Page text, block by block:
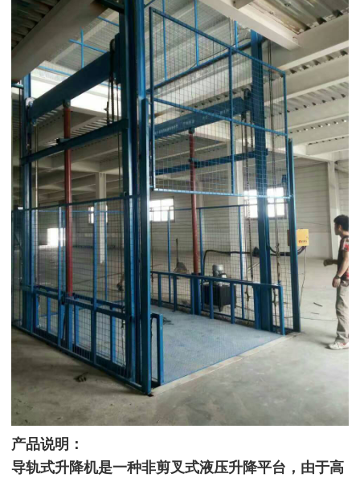
产品说明：
导轨式升降机是一种非剪叉式液压升降平台，由于高